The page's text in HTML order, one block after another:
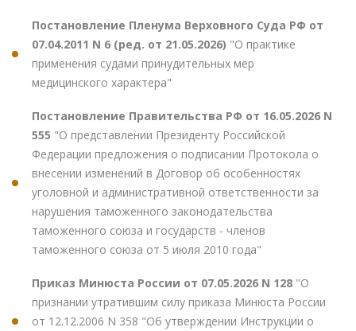
Постановление Пленума Верховного Суда РФ от
07.04.2011 N 6 (ред. от 21.05.2026) "О практике
применения судами принудительных мер
медицинского характера"
Постановление Правительства РФ от 16.05.2026 N
555 "О представлении Президенту Российской
Федерации предложения о подписании Протокола о
внесении изменений в Договор об особенностях
уголовной и административной ответственности за
нарушения таможенного законодательства
таможенного союза и государств - членов
таможенного союза от 5 июля 2010 года"
Приказ Минюста России от 07.05.2026 N 128 "О
признании утратившим силу приказа Минюста России
от 12.12.2006 N 358 "Об утверждении Инструкции о